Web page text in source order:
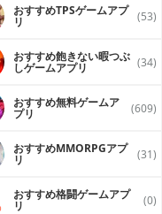
おすすめTPSゲームアプ
リ (53)
おすすめ飽きない暇つぶ
しゲームアプリ (34)
おすすめ無料ゲームア
プリ (609)
おすすめ MMORPGアプ
リ (31)
おすすめ格闘ゲームアプ
リ (0)